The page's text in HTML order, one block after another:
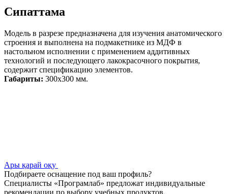
Сипаттама
Модель в разрезе предназначена для изучения анатомического
строения и выполнена на подмакетнике из МДФ в
настольном исполнении с применением аддитивных
технологий и последующего лакокрасочного покрытия,
содержит спецификацию элементов.
Габариты: 300х300 мм.
Ары қарай оқу
Подбираете оснащение под ваш профиль?
Специалисты «Програмлаб» предложат индивидуальные
рекомендации по выбору учебных продуктов.